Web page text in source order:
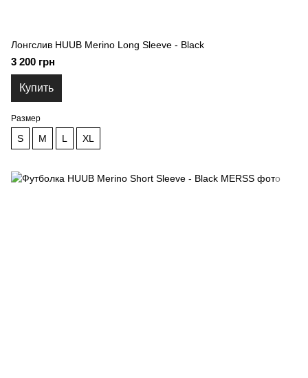
Лонгслив HUUB Merino Long Sleeve - Black
3 200 грн
Купить
Размер
S M L XL